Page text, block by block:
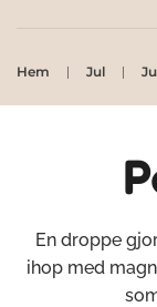
Hem Jul
En droppe
ihop med